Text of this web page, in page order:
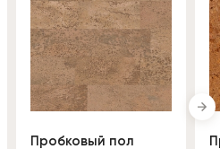
Пробковый пол